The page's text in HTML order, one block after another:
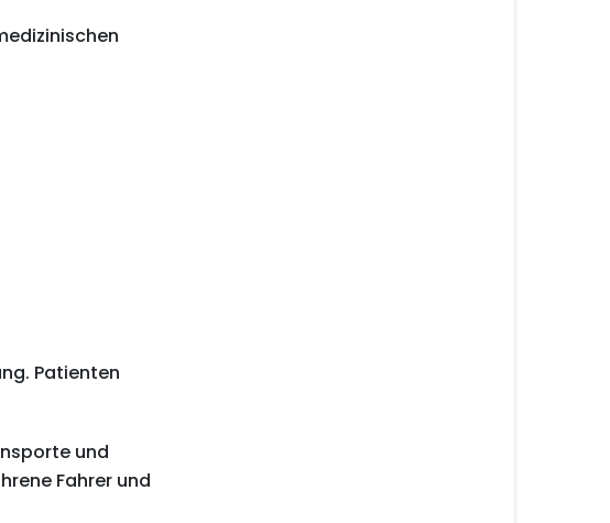
Patienten
und
Fahrer und